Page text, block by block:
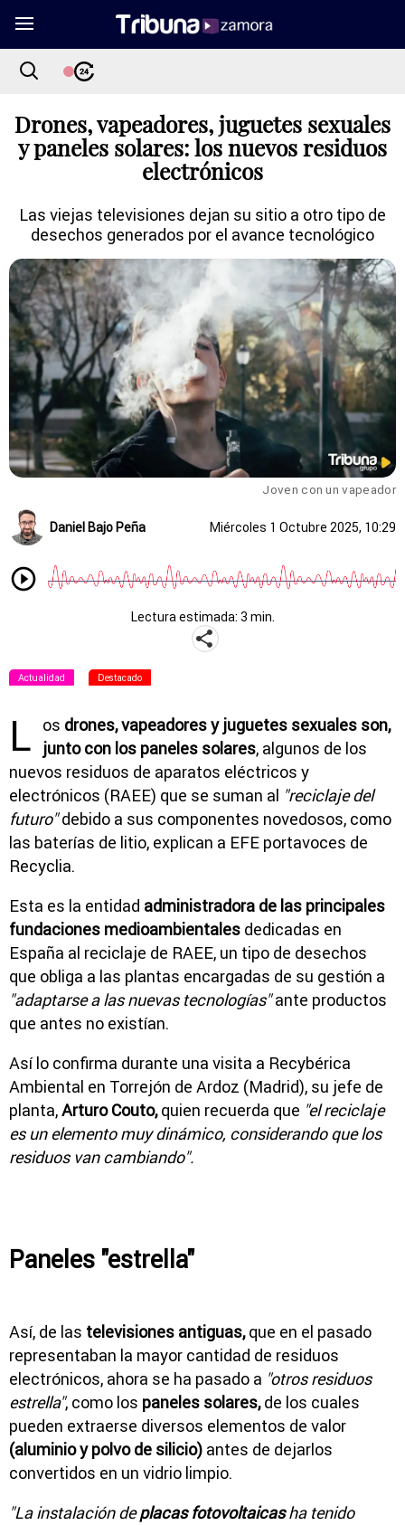
Drones, vapeadores, juguetes sexuales
y paneles solares: los nuevos residuos
electrónicos
Las viejas televisiones dejan su sitio a otro tipo de
desechos generados por el avance tecnológico
Joven con un vapeador
Daniel Bajo Peña Miércoles 1 Octubre 2025, 10:29
Lectura estimada: 3 min.
Actualidad Destacado
L os drones, vapeadores y juguetes sexuales son,
junto con los paneles solares, algunos de los
nuevos residuos de aparatos eléctricos y
electrónicos (RAEE) que se suman al "reciclaje del
futuro"debido a sus componentes novedosos, como
las baterías de litio, explican a EFE portavoces de
Recyclia.
Esta es la entidad administradora de las principales
fundaciones medioambientales dedicadas en
España al reciclaje de RAEE, un tipo de desechos
que obliga a las plantas encargadas de su gestión a
"adaptarse a las nuevas tecnologías"ante productos
que antes no existían.
Así lo confirma durante una visita a Recybérica
Ambiental en Torrejón de Ardoz (Madrid), su jefe de
planta,Arturo Couto,quien recuerda que "el reciclaje
es un elemento muy dinámico, considerando que los
residuos van cambiando".
Paneles "estrella"
Así, de las televisiones antiguas,que en el pasado
representaban la mayor cantidad de residuos
electrónicos, ahora se ha pasado a "otros residuos
estrella", como los paneles solares,de los cuales
pueden extraerse diversos elementos de valor
(aluminio y polvo de silicio) antes de dejarlos
convertidos en un vidrio limpio.
"La instalación deplacas fotovoltaicasha tenido